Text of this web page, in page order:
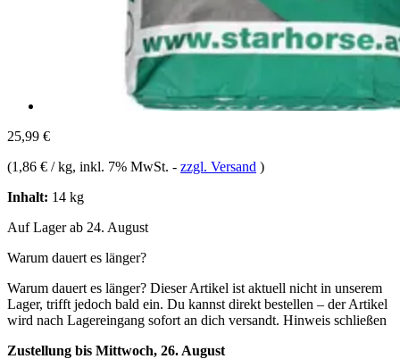
25,99 €
(1,86 € / kg, inkl. 7% MwSt. - zzgl. Versand )
Inhalt: 14 kg
Auf Lager ab 24. August
Warum dauert es länger?
Warum dauert es länger? Dieser Artikel ist aktuell nicht in unserem
Lager, trifft jedoch bald ein. Du kannst direkt bestellen – der Artikel
wird nach Lagereingang sofort an dich versandt. Hinweis schließen
Zustellung bis Mittwoch, 26. August